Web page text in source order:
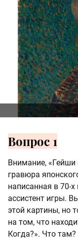
Вопрос 1
Внимание, «Гейши
гравюра
написанная в 70-
ассистент игры.
этой картины, но
на том, что
Когда?». Что там?